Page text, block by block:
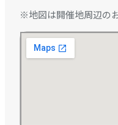
※地図は開催地周辺の